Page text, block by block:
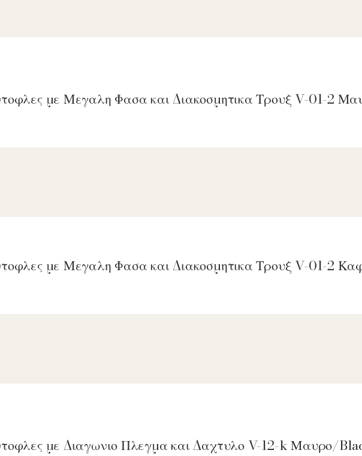
με Μεγαλη Φασα και Διακοσμητικα Τρουξ V-01-2
με Μεγαλη Φασα και Διακοσμητικα Τρουξ V-01-2
με Διαγωνιο Πλεγμα και Δαχτυλο V-12-k Μαυρο/